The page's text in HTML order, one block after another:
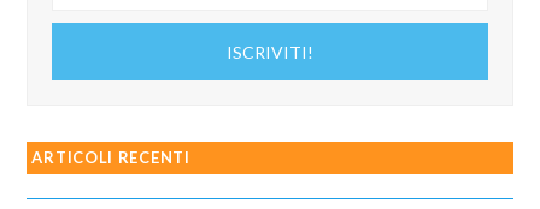
ISCRIVITI!
ARTICOLI RECENTI